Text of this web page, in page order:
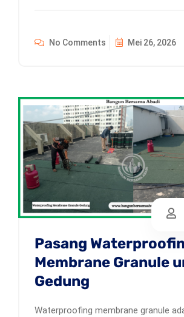
No Comments Mei 26, 2026
Pasang
Membrane Granule
Gedung
Waterproofing membrane granule